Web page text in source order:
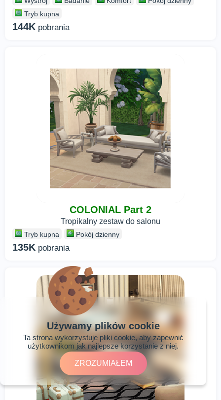
Tryb kupna
144K pobrania
COLONIAL Part 2
Tropikalny zestaw do salonu
Tryb kupna Pokój dzienny
135K pobrania
Używamy plików cookie
Ta strona wykorzystuje pliki cookie, aby zapewnić
użytkownikom jak najlepsze korzystanie z niej.
ZROZUMIAŁEM